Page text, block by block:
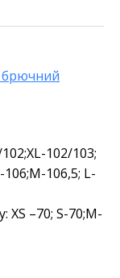
102/103;
106,5; L-
–70; S-70;M-